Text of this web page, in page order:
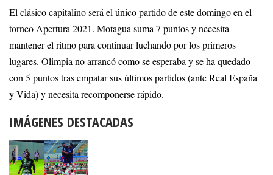
El clásico capitalino será el único partido de este domingo en el
torneo Apertura 2021. Motagua suma 7 puntos y necesita
mantener el ritmo para continuar luchando por los primeros
lugares. Olimpia no arrancó como se esperaba y se ha quedado
con 5 puntos tras empatar sus últimos partidos (ante Real España
y Vida) y necesita recomponerse rápido.
IMÁGENES DESTACADAS